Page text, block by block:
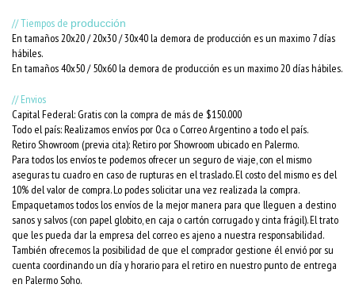
// Tiempos de producción
En tamaños 20x20 / 20x30 / 30x40 la demora de producción es un maximo 7 días
hábiles.
En tamaños 40x50 / 50x60 la demora de producción es un maximo 20 días hábiles.
// Envios
Capital Federal: Gratis con la compra de más de $150.000
Todo el país: Realizamos envíos por Oca o Correo Argentino a todo el país.
Retiro Showroom (previa cita): Retiro por Showroom ubicado en Palermo.
Para todos los envíos te podemos ofrecer un seguro de viaje, con el mismo
aseguras tu cuadro en caso de rupturas en el traslado. El costo del mismo es del
10% del valor de compra. Lo podes solicitar una vez realizada la compra.
Empaquetamos todos los envíos de la mejor manera para que lleguen a destino
sanos y salvos (con papel globito, en caja o cartón corrugado y cinta frágil). El trato
que les pueda dar la empresa del correo es ajeno a nuestra responsabilidad.
También ofrecemos la posibilidad de que el comprador gestione él envió por su
cuenta coordinando un día y horario para el retiro en nuestro punto de entrega
en Palermo Soho.